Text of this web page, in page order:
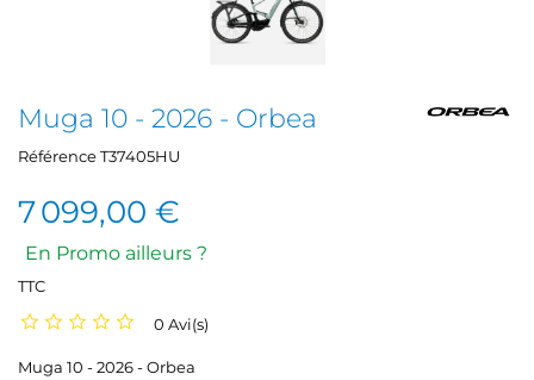
Muga 10 - 2026 - Orbea
RéférenceT37405HU
7 099,00 €
En Promo ailleurs ?
TTC
0 Avi(s)
Muga 10 - 2026 - Orbea